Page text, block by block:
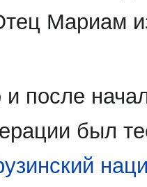
Мариам
и после
был